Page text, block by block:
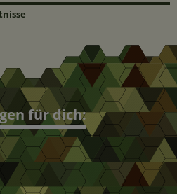
für dich: